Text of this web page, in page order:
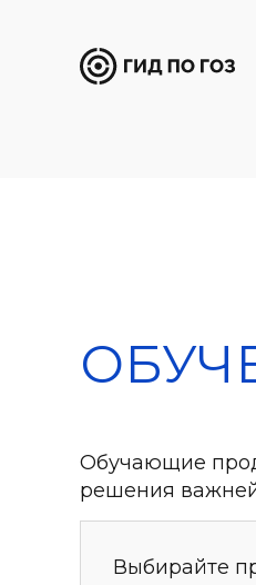
Обучающие
решения
Выбирайте